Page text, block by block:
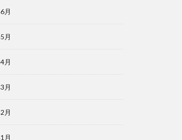
月
月
月
月
月
月